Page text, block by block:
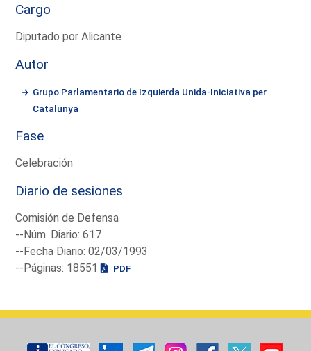
Cargo
Diputado por Alicante
Autor
Grupo Parlamentario de Izquierda Unida-Iniciativa per
Catalunya
Fase
Celebración
Diario de sesiones
Comisión de Defensa
--Núm. Diario: 617
--Fecha Diario: 02/03/1993
--Páginas: 18551
PDF